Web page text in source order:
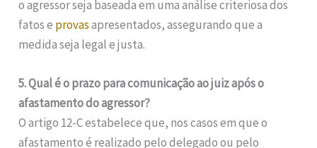
o agressor seja baseada em uma análise criteriosa dos
fatos e provasapresentados, assegurando que a
medida seja legal e justa.
5. Qual é o prazo para comunicação ao juiz após o
afastamento do agressor?
O artigo 12-C estabelece que, nos casos em que o
afastamento é realizado pelo delegado ou pelo